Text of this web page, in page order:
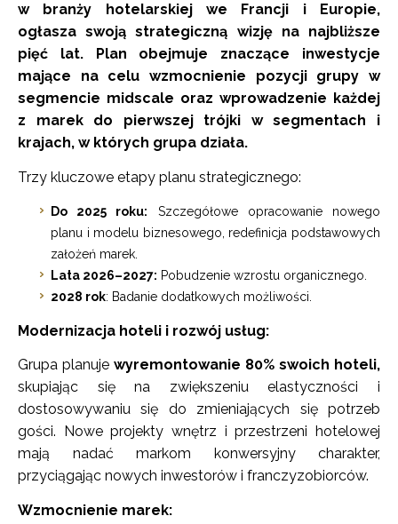
w branży hotelarskiej we Francji i Europie,
ogłasza swoją strategiczną wizję na najbliższe
pięć lat. Plan obejmuje znaczące inwestycje
mające na celu wzmocnienie pozycji grupy w
segmencie midscale oraz wprowadzenie każdej
z marek do pierwszej trójki w segmentach i
krajach, w których grupa działa.
Trzy kluczowe etapy planu strategicznego:
Do 2025 roku: Szczegółowe opracowanie nowego
planu i modelu biznesowego, redefinicja podstawowych
założeń marek.
Lata 2026–2027: Pobudzenie wzrostu organicznego.
2028 rok: Badanie dodatkowych możliwości.
Modernizacja hoteli i rozwój usług:
Grupa planuje wyremontowanie 80% swoich hoteli,
skupiając się na zwiększeniu elastyczności i
dostosowywaniu się do zmieniających się potrzeb
gości. Nowe projekty wnętrz i przestrzeni hotelowej
mają nadać markom konwersyjny charakter,
przyciągając nowych inwestorów i franczyzobiorców.
Wzmocnienie marek: